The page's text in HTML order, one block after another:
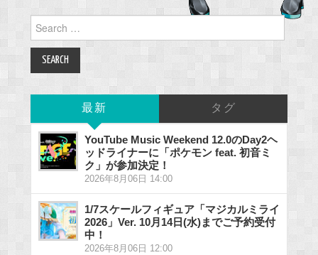
Search
for:
最新 タグ
YouTube Music Weekend 12.0のDay2ヘ
ッドライナーに「ポケモン feat. 初音ミ
ク」が参加決定！
2026年8月06日 14:00
1/7スケールフィギュア「マジカルミライ
2026」Ver. 10月14日(水)までご予約受付
中！
2026年8月06日 12:00